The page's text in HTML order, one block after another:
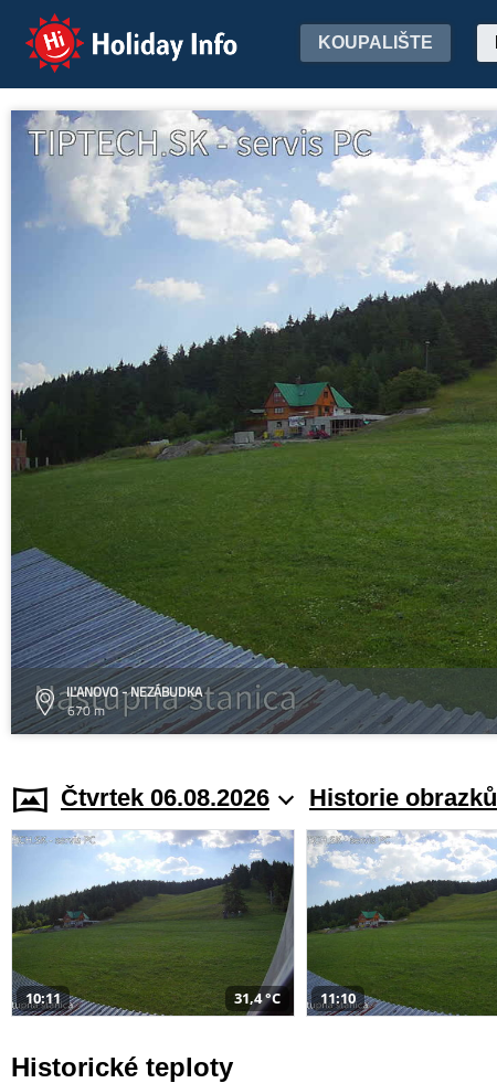
Holiday Info KOUPALIŠTE
IĽANOVO - NEZÁBUDKA
670 m
Čtvrtek 06.08.2026 Historie obrazků
10:11 31,4 °C 11:10
Historické teploty